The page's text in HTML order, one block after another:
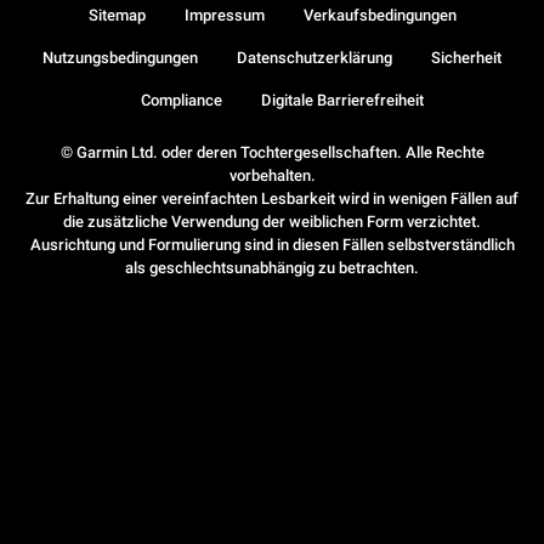
© Garmin Ltd. oder deren Tochtergesellschaften. Alle Rechte
vorbehalten.
Zur Erhaltung einer vereinfachten Lesbarkeit wird in wenigen Fällen auf
die zusätzliche Verwendung der weiblichen Form verzichtet.
Ausrichtung und Formulierung sind in diesen Fällen selbstverständlich
als geschlechtsunabhängig zu betrachten.
Sitemap Impressum Verkaufsbedingungen
Nutzungsbedingungen Datenschutzerklärung Sicherheit
Compliance Digitale Barrierefreiheit